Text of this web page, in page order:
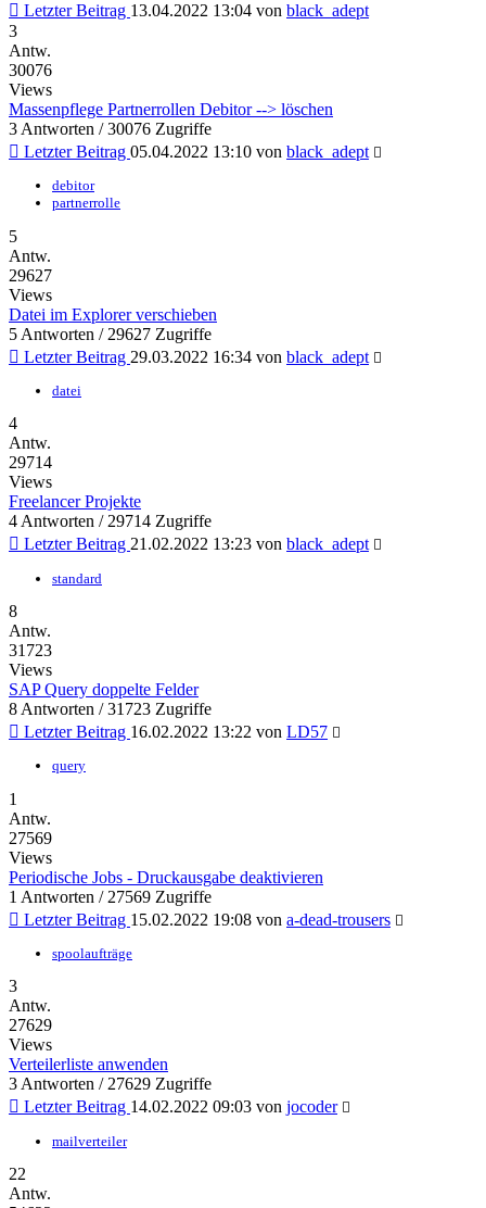
Letzter Beitrag 13.04.2022 13:04 von black_adept
3
Antw.
30076
Views
Massenpflege Partnerrollen Debitor --> löschen
3 Antworten / 30076 Zugriffe
Letzter Beitrag 05.04.2022 13:10 von black_adept
debitor
partnerrolle
5
Antw.
29627
Views
Datei im Explorer verschieben
5 Antworten / 29627 Zugriffe
Letzter Beitrag 29.03.2022 16:34 von black_adept
datei
4
Antw.
29714
Views
Freelancer Projekte
4 Antworten / 29714 Zugriffe
Letzter Beitrag 21.02.2022 13:23 von black_adept
standard
8
Antw.
31723
Views
SAP Query doppelte Felder
8 Antworten / 31723 Zugriffe
Letzter Beitrag 16.02.2022 13:22 von LD57
query
1
Antw.
27569
Views
Periodische Jobs - Druckausgabe deaktivieren
1 Antworten / 27569 Zugriffe
Letzter Beitrag 15.02.2022 19:08 von a-dead-trousers
spoolaufträge
3
Antw.
27629
Views
Verteilerliste anwenden
3 Antworten / 27629 Zugriffe
Letzter Beitrag 14.02.2022 09:03 von jocoder
mailverteiler
22
Antw.